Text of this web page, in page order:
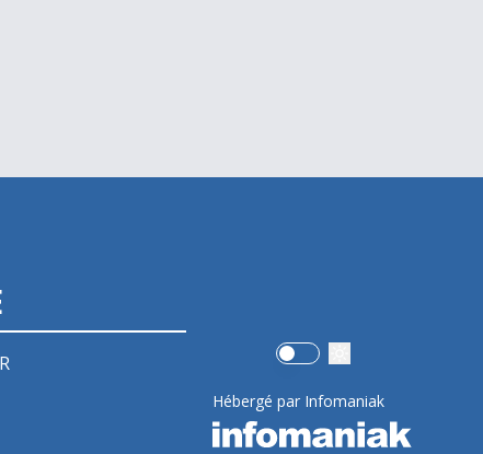
Use setting
Hébergé par Infomaniak